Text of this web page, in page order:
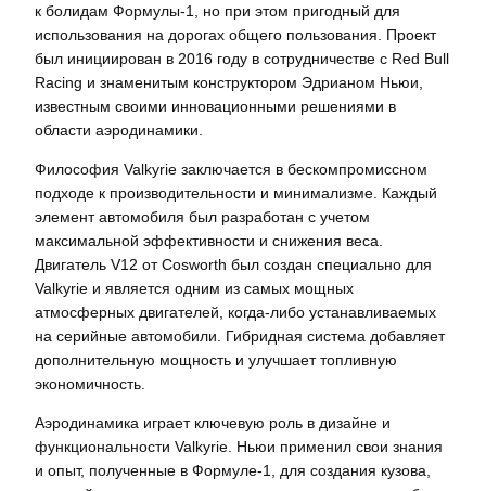
к болидам Формулы-1, но при этом пригодный для
использования на дорогах общего пользования. Проект
был инициирован в 2016 году в сотрудничестве с Red Bull
Racing и знаменитым конструктором Эдрианом Ньюи,
известным своими инновационными решениями в
области аэродинамики.
Философия Valkyrie заключается в бескомпромиссном
подходе к производительности и минимализме. Каждый
элемент автомобиля был разработан с учетом
максимальной эффективности и снижения веса.
Двигатель V12 от Cosworth был создан специально для
Valkyrie и является одним из самых мощных
атмосферных двигателей, когда-либо устанавливаемых
на серийные автомобили. Гибридная система добавляет
дополнительную мощность и улучшает топливную
экономичность.
Аэродинамика играет ключевую роль в дизайне и
функциональности Valkyrie. Ньюи применил свои знания
и опыт, полученные в Формуле-1, для создания кузова,